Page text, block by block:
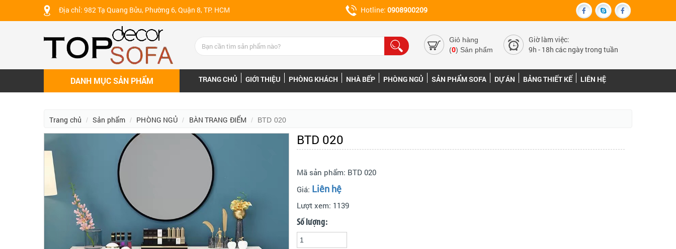
Địa chỉ: 982 Tạ Quang Bửu, Phường 6, Quận 8, TP. HCM Hotline: 0908900209
Giỏ hàng
(0) Sản phẩm
Giờ làm việc:
9h - 18h các ngày trong tuần
DANH MỤC SẢN PHẨM TRANG CHỦ GIỚI THIỆU PHÒNG KHÁCH NHÀ BẾP PHÒNG NGỦ SẢN PHẨM SOFA DỰ ÁN BẢNG THIẾT KẾ LIÊN HỆ
Trang chủ Sản phẩm PHÒNG NGỦ BÀN TRANG ĐIỂM BTD 020
BTD 020
Mã sản phẩm: BTD 020
Giá: Liên hệ
Lượt xem: 1139
Số lượng: